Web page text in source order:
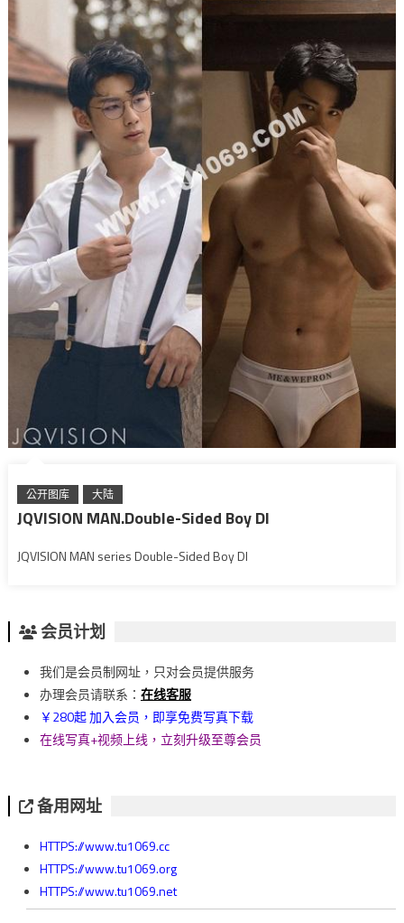
公开图库 大陆
JQVISION MAN.Double-Sided Boy DI
JQVISION MAN series Double-Sided Boy DI
会员计划
我们是会员制网址，只对会员提供服务
办理会员请联系： 在线客服
￥280起 加入会员，即享免费写真下载
在线写真+视频上线，立刻升级至尊会员
备用网址
HTTPS://www.tu1069.cc
HTTPS://www.tu1069.org
HTTPS://www.tu1069.net